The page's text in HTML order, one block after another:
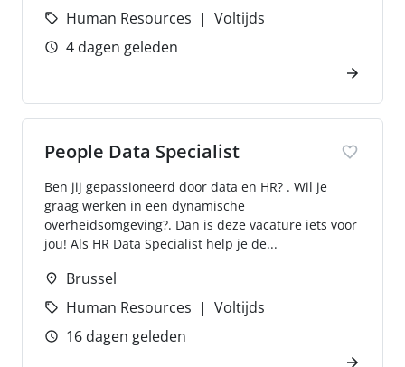
Human Resources
Voltijds
4 dagen geleden
People Data Specialist
Ben jij gepassioneerd door data en HR? . Wil je
graag werken in een dynamische
overheidsomgeving?. Dan is deze vacature iets voor
jou! Als HR Data Specialist help je de...
Brussel
Human Resources
Voltijds
16 dagen geleden